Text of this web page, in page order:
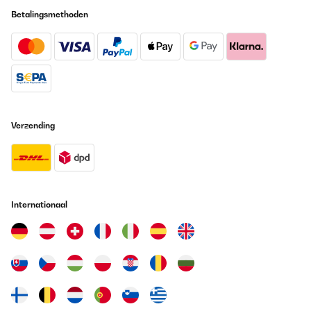
Vertaal
Perfecto para comidas con familiares. Hay que anularlo al suelo
Usuario/a de amazon
Vertaal
Aber leider ist das nicht so.
Amazon-Benutzer
Betalingsmethoden
Verzending
Internationaal